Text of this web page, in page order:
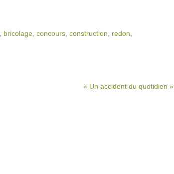
bricolage concours construction redon
« Un accident du quotidien »